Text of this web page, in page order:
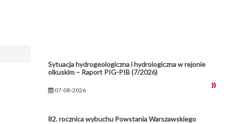
Sytuacja hydrogeologiczna i hydrologiczna w rejonie
olkuskim – Raport PIG-PIB (7/2026)
07-08-2026
82. rocznica wybuchu Powstania Warszawskiego